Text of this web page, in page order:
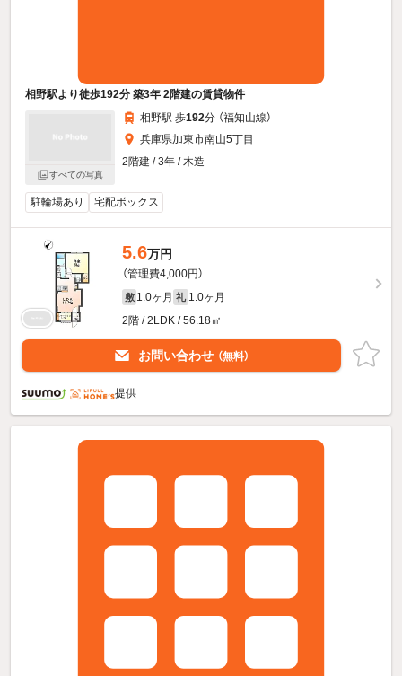
相野駅より徒歩192分 築3年 2階建の賃貸物件
すべての写真
相野駅 歩192分 （福知山線）
兵庫県加東市南山5丁目
2階建 / 3年 / 木造
駐輪場あり 宅配ボックス
5.6万円
（管理費4,000円）
敷 1.0ヶ月 礼 1.0ヶ月
2階 / 2LDK / 56.18㎡
お問い合わせ （無料）
提供